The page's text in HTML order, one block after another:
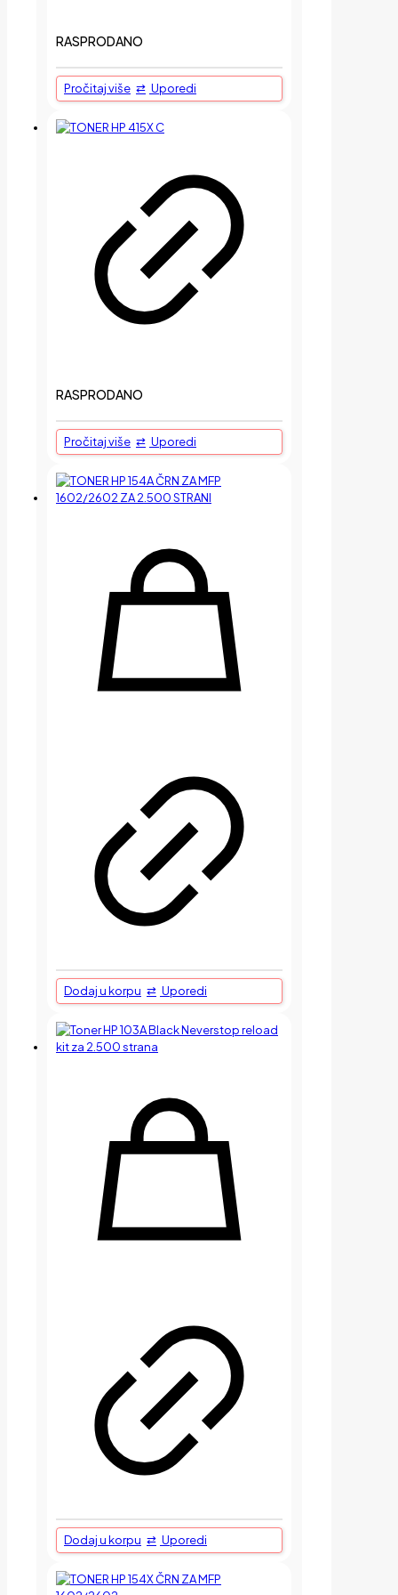
RASPRODANO
Pročitaj više Uporedi
RASPRODANO
Pročitaj više Uporedi
Dodaj u korpu Uporedi
Dodaj u korpu Uporedi